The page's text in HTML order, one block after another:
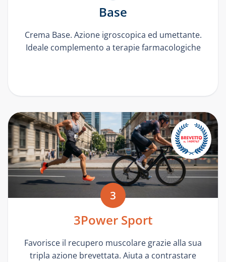
Base
Crema Base. Azione igroscopica ed umettante.
Ideale complemento a terapie farmacologiche
3
3Power Sport
Favorisce il recupero muscolare grazie alla sua
tripla azione brevettata. Aiuta a contrastare